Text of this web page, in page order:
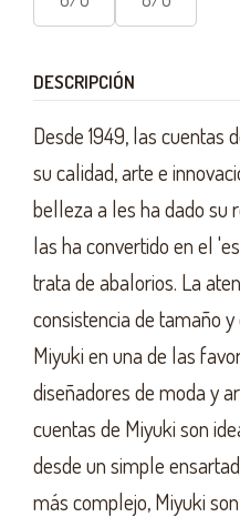
DESCRIPCIÓN
Desde 1949, las cuentas
su calidad, arte e
belleza a les ha dado su
las ha convertido en el
trata de abalorios. La
consistencia de tamaño
Miyuki en una de las
diseñadores de moda y
cuentas de Miyuki son
desde un simple
más complejo, Miyuki